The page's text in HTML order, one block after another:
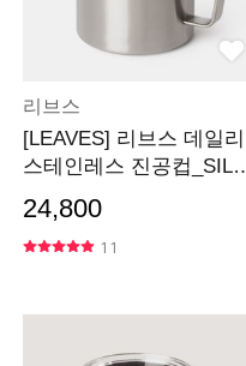
리브스
[LEAVES] 리브스 데일리
스테인레스 진공컵_SILV
24,800
11